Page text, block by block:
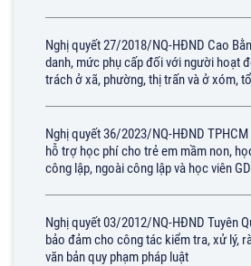
Nghị quyết 27/2018/NQ-HĐND Cao
danh, mức phụ cấp đối với người hoạt
trách ở xã, phường, thị trấn và ở xóm,
Nghị quyết 36/2023/NQ-HĐND
hỗ trợ học phí cho trẻ em mầm non,
công lập, ngoài công lập và học viên
Nghị quyết 03/2012/NQ-HĐND Tuyên
bảo đảm cho công tác kiểm tra, xử lý,
văn bản quy phạm pháp luật